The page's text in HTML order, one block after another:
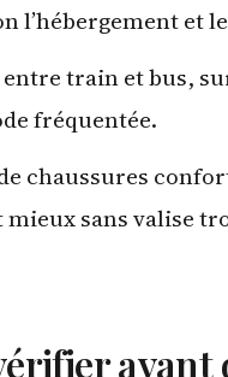
l’hébergement et
train et bus,
fréquentée.
chaussures
mieux sans valise
avant